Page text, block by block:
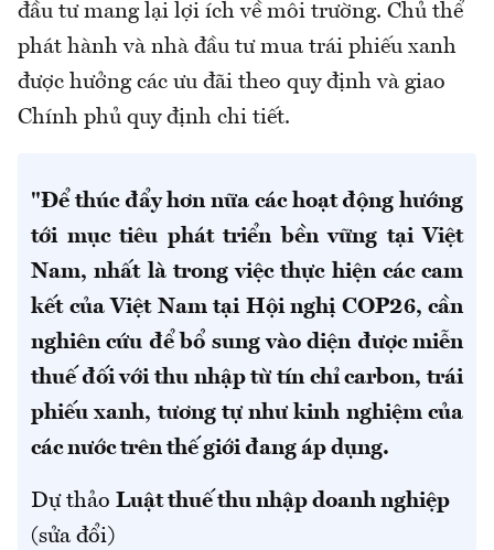
đầu tư mang lại lợi ích về môi trường. Chủ thể
phát hành và nhà đầu tư mua trái phiếu xanh
được hưởng các ưu đãi theo quy định và giao
Chính phủ quy định chi tiết.
"Để thúc đẩy hơn nữa các hoạt động hướng
tới mục tiêu phát triển bền vững tại Việt
Nam, nhất là trong việc thực hiện các cam
kết của Việt Nam tại Hội nghị COP26, cần
nghiên cứu để bổ sung vào diện được miễn
thuế đối với thu nhập từ tín chỉ carbon, trái
phiếu xanh, tương tự như kinh nghiệm của
các nước trên thế giới đang áp dụng.
Dự thảo Luật thuế thu nhập doanh nghiệp
(sửa đổi)